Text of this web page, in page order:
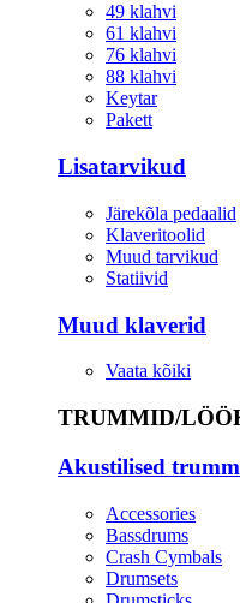
49 klahvi
61 klahvi
76 klahvi
88 klahvi
Keytar
Pakett
Lisatarvikud
Järekõla pedaalid
Klaveritoolid
Muud tarvikud
Statiivid
Muud klaverid
Vaata kõiki
TRUMMID/
Akustilised
Accessories
Bassdrums
Crash Cymbals
Drumsets